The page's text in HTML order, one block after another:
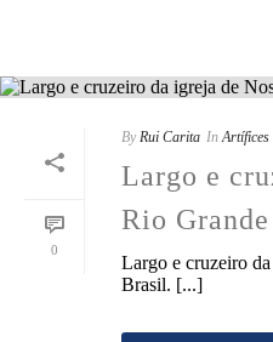
0
By Rui Carita In Artífices
Largo e
Rio
Largo e cruzeiro
Brasil. [...]